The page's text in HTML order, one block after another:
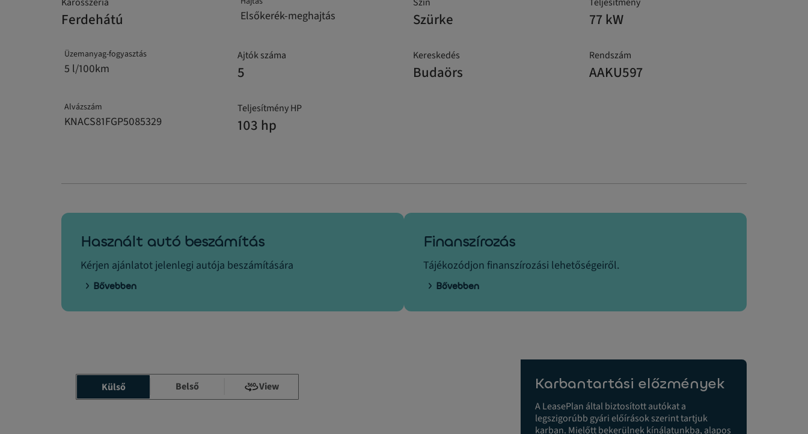
Ferdehátú Elsőkerék-meghajtás Szürke 77 kW
Üzemanyag-fogyasztás
5 l/100km
Ajtók száma
5
Kereskedés
Budaörs
Rendszám
AAKU597
Alvázszám
KNACS81FGP5085329
Teljesítmény HP
103 hp
Használt autó beszámítás
Kérjen ajánlatot jelenlegi autója beszámítására
Bővebben
Finanszírozás
Tájékozódjon finanszírozási lehetőségeiről.
Bővebben
Külső Belső View Karbantartási előzmények
A LeasePlan által biztosított autókat a
legszigorúbb gyári előírások szerint tartjuk
karban. Mielőtt bekerülnek kínálatunkba, alapos